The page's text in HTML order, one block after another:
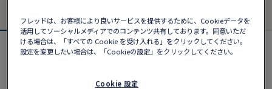
オンライン限定
フレッドは、お客様により良いサービスを提供するために、Cookieデータを
活用してソーシャルメディアでのコンテンツ共有しております。同意いただ
ける場合は、「すべての Cookie を受け入れる」をクリックしてください。
設定を変更したい場合は、「Cookieの設定」をクリックしてください。
Cookie 設定